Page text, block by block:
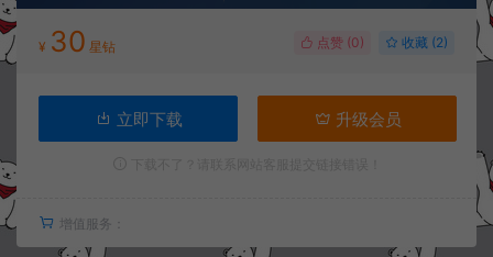
¥ 30 星钻 点赞 (0) 收藏 (2)
立即下载 升级会员
增值服务：